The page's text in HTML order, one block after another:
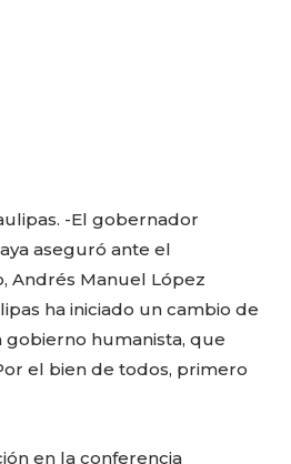
-El gobernador
aseguró ante el
Andrés Manuel López
ha iniciado un cambio de
gobierno humanista, que
el bien de todos, primero
en la conferencia